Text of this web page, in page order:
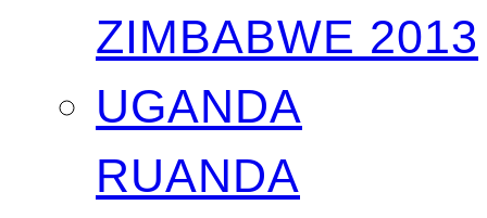
ZIMBABWE 2013
UGANDA
RUANDA